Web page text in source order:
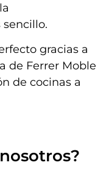
gracias a
de Ferrer Moble
de cocinas a